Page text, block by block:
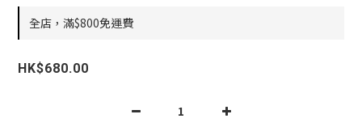
全店，滿$800免運費
HK$680.00